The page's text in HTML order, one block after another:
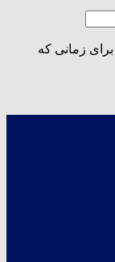
زمانی که